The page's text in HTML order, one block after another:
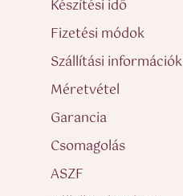
Készítési idő
Fizetési módok
Szállítási információk
Méretvétel
Garancia
Csomagolás
ASZF